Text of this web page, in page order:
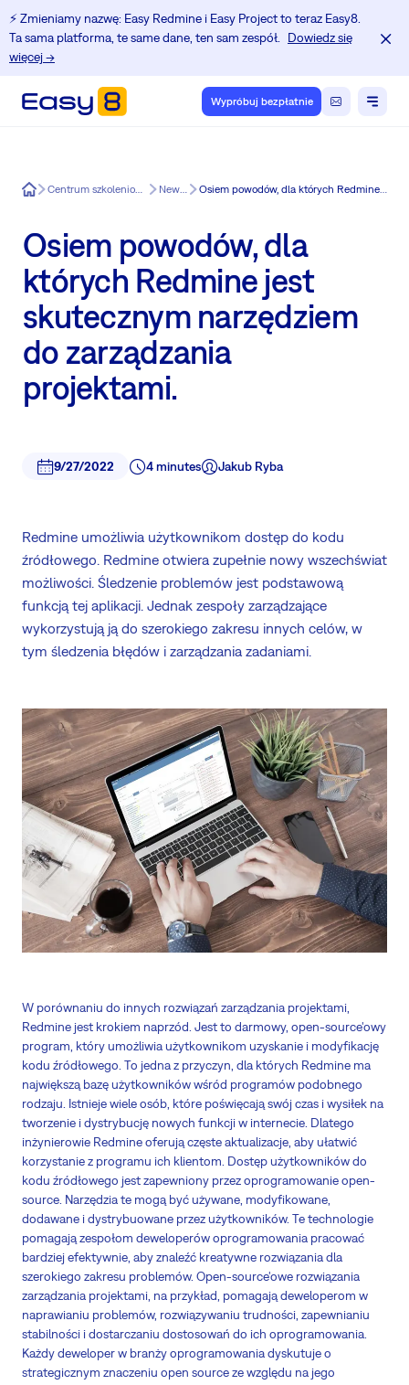
⚡️ Zmieniamy nazwę: Easy Redmine i Easy Project to teraz Easy8.
Ta sama platforma, te same dane, ten sam zespół.
Dowiedz się
więcej →
Wypróbuj bezpłatnie
Easy8 Centrum szkoleniowe dla użytkowników Redmine. News in Easy8 Osiem powodów, dla których Redmine jest skutecznym narzędziem do zarządzania projektami.
Osiem powodów, dla
których Redmine jest
skutecznym narzędziem
do zarządzania
projektami.
9/27/2022 4 minutes Jakub Ryba
Redmine umożliwia użytkownikom dostęp do kodu
źródłowego. Redmine otwiera zupełnie nowy wszechświat
możliwości. Śledzenie problemów jest podstawową
funkcją tej aplikacji. Jednak zespoły zarządzające
wykorzystują ją do szerokiego zakresu innych celów, w
tym śledzenia błędów i zarządzania zadaniami.
W porównaniu do innych rozwiązań zarządzania projektami,
Redmine jest krokiem naprzód. Jest to darmowy, open-source'owy
program, który umożliwia użytkownikom uzyskanie i modyfikację
kodu źródłowego. To jedna z przyczyn, dla których Redmine ma
największą bazę użytkowników wśród programów podobnego
rodzaju. Istnieje wiele osób, które poświęcają swój czas i wysiłek na
tworzenie i dystrybucję nowych funkcji w internecie. Dlatego
inżynierowie Redmine oferują częste aktualizacje, aby ułatwić
korzystanie z programu ich klientom. Dostęp użytkowników do
kodu źródłowego jest zapewniony przez oprogramowanie open-
source. Narzędzia te mogą być używane, modyfikowane,
dodawane i dystrybuowane przez użytkowników. Te technologie
pomagają zespołom deweloperów oprogramowania pracować
bardziej efektywnie, aby znaleźć kreatywne rozwiązania dla
szerokiego zakresu problemów. Open-source'owe rozwiązania
zarządzania projektami, na przykład, pomagają deweloperom w
naprawianiu problemów, rozwiązywaniu trudności, zapewnianiu
stabilności i dostarczaniu dostosowań do ich oprogramowania.
Każdy deweloper w branży oprogramowania dyskutuje o
strategicznym znaczeniu open source ze względu na jego